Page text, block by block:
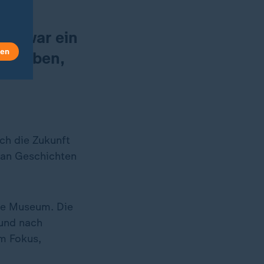
war ein
leben,
die Zukunft
Geschichten
Museum. Die
nach
Fokus,